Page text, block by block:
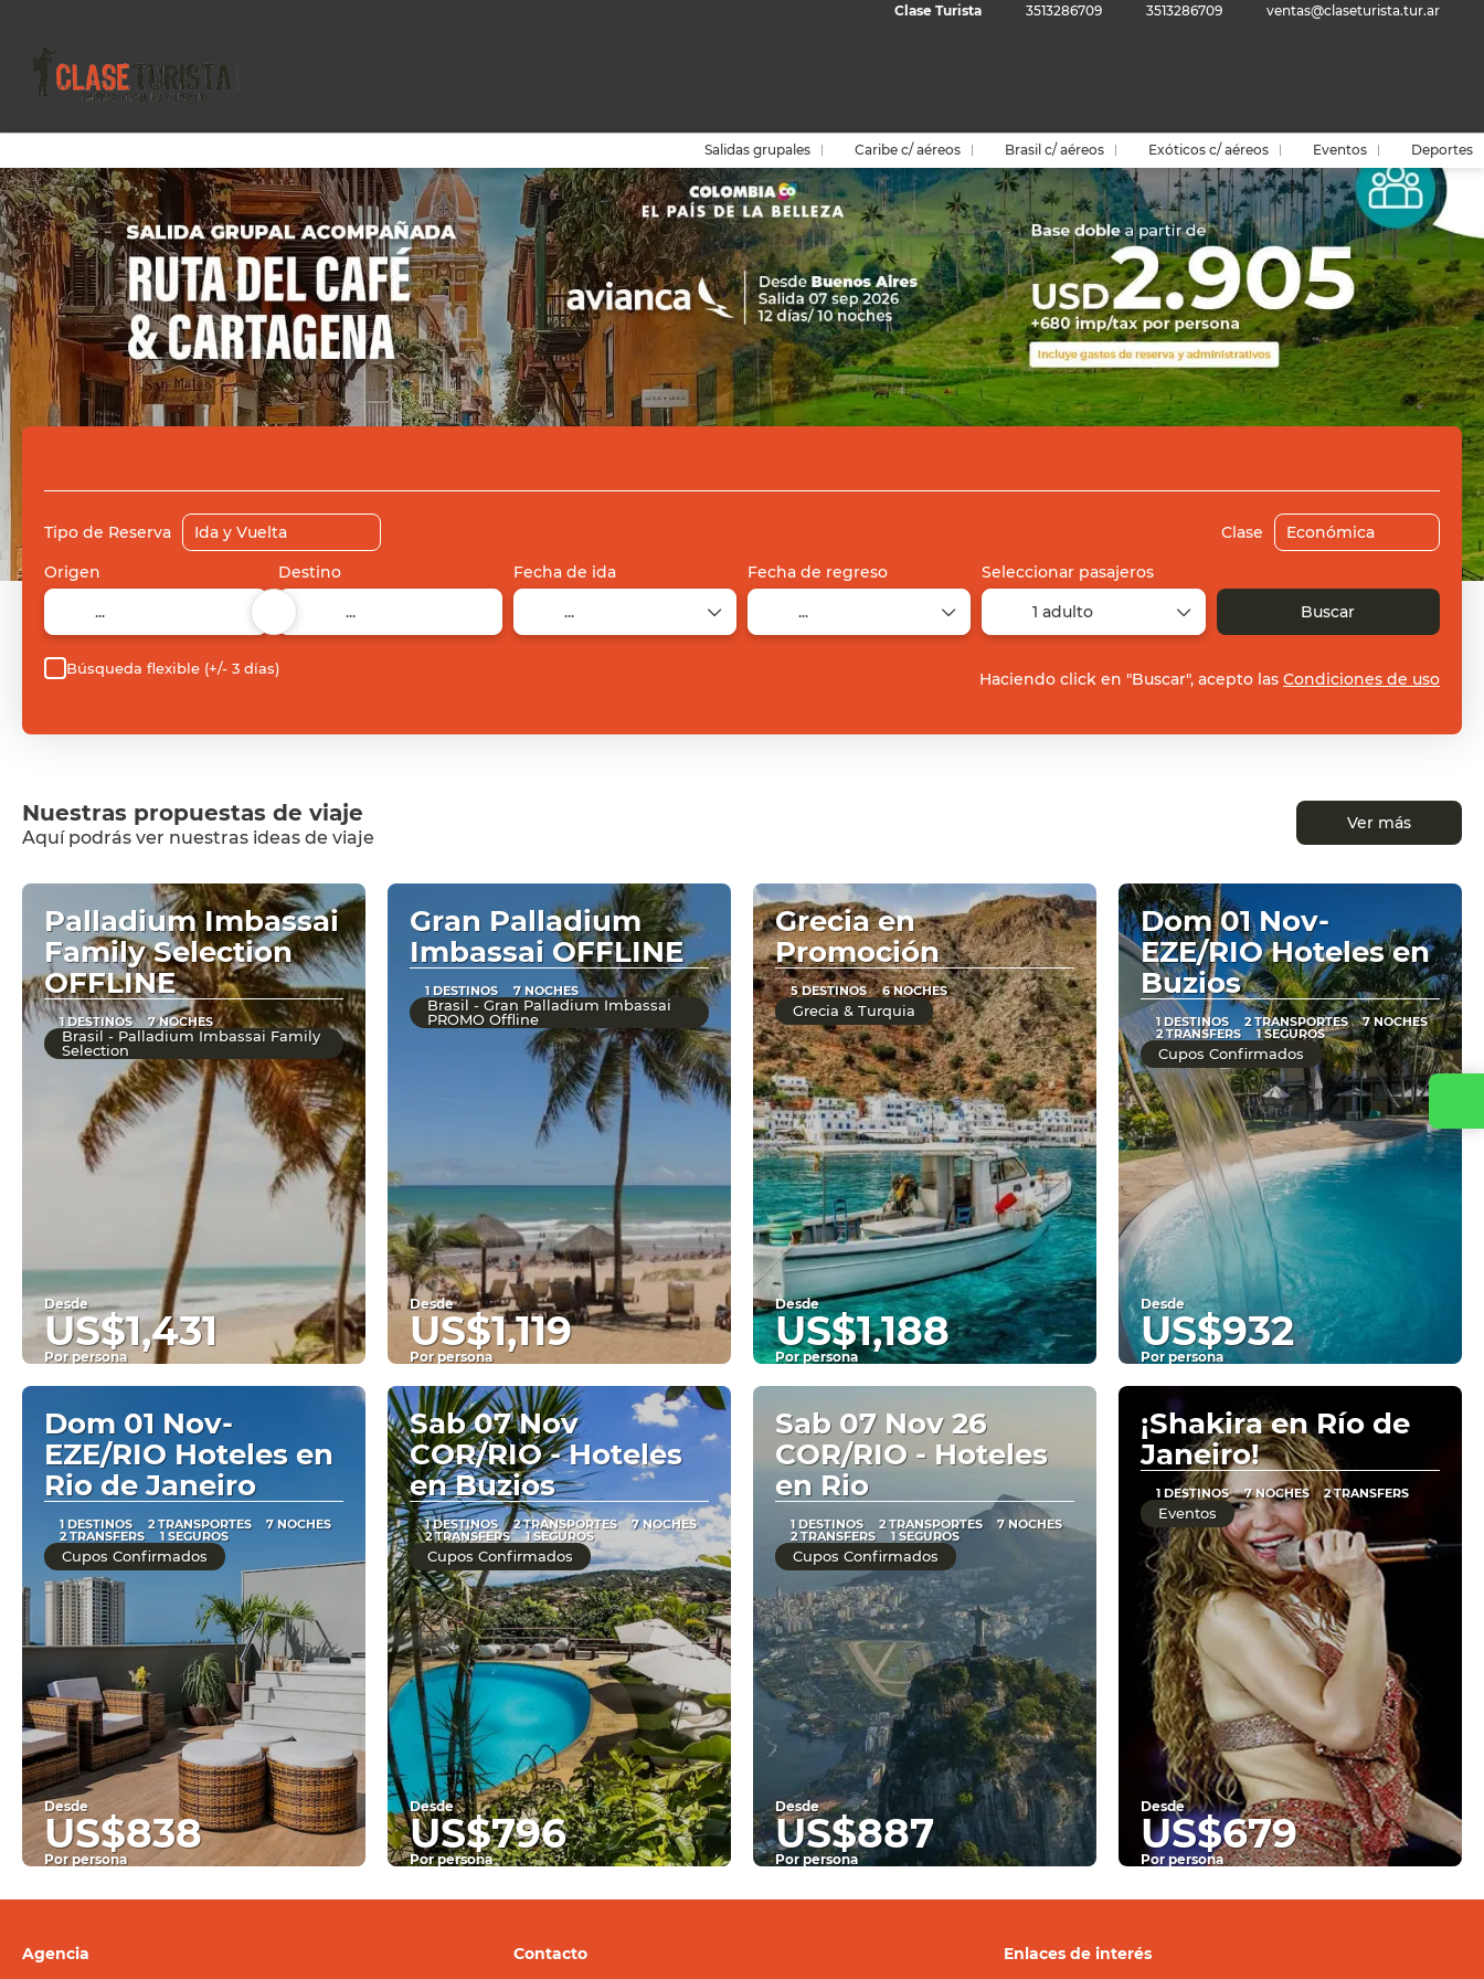
Clase Turista 3513286709 3513286709 ventas@claseturista.tur.ar
Salidas grupales Caribe c/ aéreos Brasil c/ aéreos Exóticos c/ aéreos Eventos Deportes
Tipo de Reserva Clase
Origen Destino Fecha de ida Fecha de regreso
Seleccionar pasajeros
1 adulto
Buscar
Búsqueda flexible (+/- 3 días)
Haciendo click en "Buscar", acepto las Condiciones de uso
Nuestras propuestas de viaje
Aquí podrás ver nuestras ideas de viaje
Ver más
Palladium Imbassai
Family Selection
OFFLINE
1 DESTINOS 7 NOCHES
Brasil - Palladium Imbassai Family
Selection
Desde
US$1,431
Por persona
Ver
Gran Palladium
Imbassai OFFLINE
1 DESTINOS 7 NOCHES
Brasil - Gran Palladium Imbassai
PROMO Offline
Desde
US$1,119
Por persona
Ver
Grecia en
Promoción
5 DESTINOS 6 NOCHES
Grecia & Turquia
Desde
US$1,188
Por persona
Ver
Dom 01 Nov-
EZE/RIO Hoteles en
Buzios
1 DESTINOS 2 TRANSPORTES 7 NOCHES
2 TRANSFERS 1 SEGUROS
Cupos Confirmados
Desde
US$932
Por persona
Ver
Dom 01 Nov-
EZE/RIO Hoteles en
Rio de Janeiro
1 DESTINOS 2 TRANSPORTES 7 NOCHES
2 TRANSFERS 1 SEGUROS
Cupos Confirmados
Desde
US$838
Por persona
Sab 07 Nov
COR/RIO - Hoteles
en Buzios
1 DESTINOS 2 TRANSPORTES 7 NOCHES
2 TRANSFERS 1 SEGUROS
Cupos Confirmados
Desde
US$796
Por persona
Sab 07 Nov 26
COR/RIO - Hoteles
en Rio
1 DESTINOS 2 TRANSPORTES 7 NOCHES
2 TRANSFERS 1 SEGUROS
Cupos Confirmados
Desde
US$887
Por persona
¡Shakira en Río de
Janeiro!
1 DESTINOS 7 NOCHES 2 TRANSFERS
Eventos
Desde
US$679
Por persona
Agencia Contacto Enlaces de interés